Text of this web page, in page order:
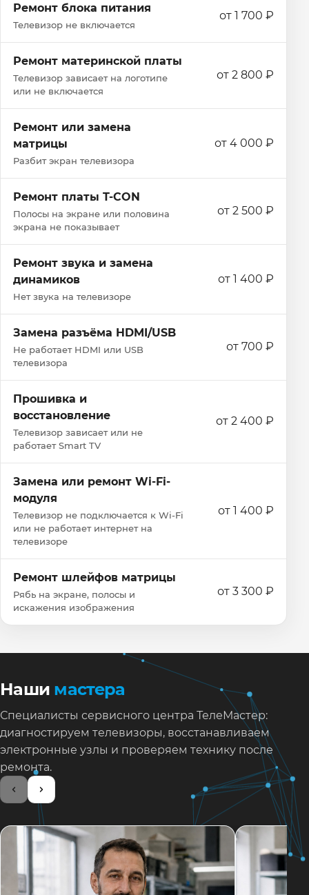
Ремонт блока питания
Телевизор не включается
от 1 700 ₽
Ремонт материнской платы
Телевизор зависает на логотипе
или не включается
от 2 800 ₽
Ремонт или замена
матрицы
Разбит экран телевизора
от 4 000 ₽
Ремонт платы T-CON
Полосы на экране или половина
экрана не показывает
от 2 500 ₽
Ремонт звука и замена
динамиков
Нет звука на телевизоре
от 1 400 ₽
Замена разъёма HDMI/USB
Не работает HDMI или USB
телевизора
от 700 ₽
Прошивка и
восстановление
Телевизор зависает или не
работает Smart TV
от 2 400 ₽
Замена или ремонт Wi‑Fi-
модуля
Телевизор не подключается к Wi‑Fi
или не работает интернет на
телевизоре
от 1 400 ₽
Ремонт шлейфов матрицы
Рябь на экране, полосы и
искажения изображения
от 3 300 ₽
Наши мастера
Специалисты сервисного центра ТелеМастер:
диагностируем телевизоры, восстанавливаем
электронные узлы и проверяем технику после
ремонта.